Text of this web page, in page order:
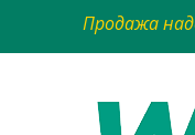
Продажа